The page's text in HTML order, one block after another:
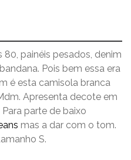
80, painéis pesados, denim
Pois bem essa era
é esta camisola branca
Apresenta decote em
parte de baixo
mas a dar com o tom.
S.